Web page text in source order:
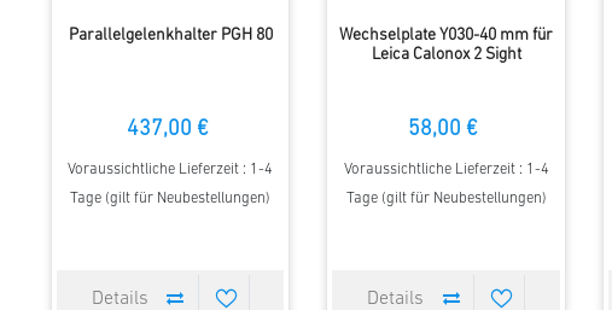
Parallelgelenkhalter PGH 80
437,00 €
Voraussichtliche Lieferzeit : 1-4
Tage (gilt für Neubestellungen)
Wechselplate Y030-40 mm für
Leica Calonox 2 Sight
58,00 €
Voraussichtliche Lieferzeit : 1-4
Tage (gilt für Neubestellungen)